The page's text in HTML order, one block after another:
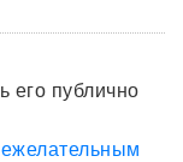
его публично